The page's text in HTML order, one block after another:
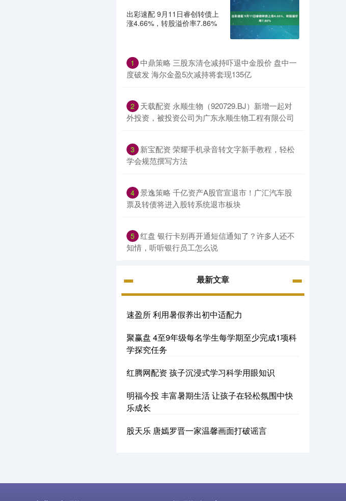
出彩速配 9月11日睿创转债上
涨4.66%，转股溢价率7.86%
1
中鼎策略 三股东清仓减持吓退中金股价 盘中一
度破发 海尔金盈5次减持将套现135亿
2
天载配资 永顺生物（920729.BJ）新增一起对
外投资，被投资公司为广东永顺生物工程有限公司
3
新宝配资 荣耀手机录音转文字新手教程，轻松
学会规范撰写方法
4 景逸策略 千亿资产A股官宣退市！广汇汽车股
票及转债将进入股转系统退市板块
5 红盘 银行卡别再开通短信通知了？许多人还不
知情，听听银行员工怎么说
最新文章
速盈所 利用暑假养出初中适配力
聚赢盘 4至9年级每名学生每学期至少完成1项科
学探究任务
红腾网配资 孩子沉浸式学习科学用眼知识
明福今投 丰富暑期生活 让孩子在轻松氛围中快
乐成长
股天乐 唐嫣罗晋一家温馨画面打破谣言